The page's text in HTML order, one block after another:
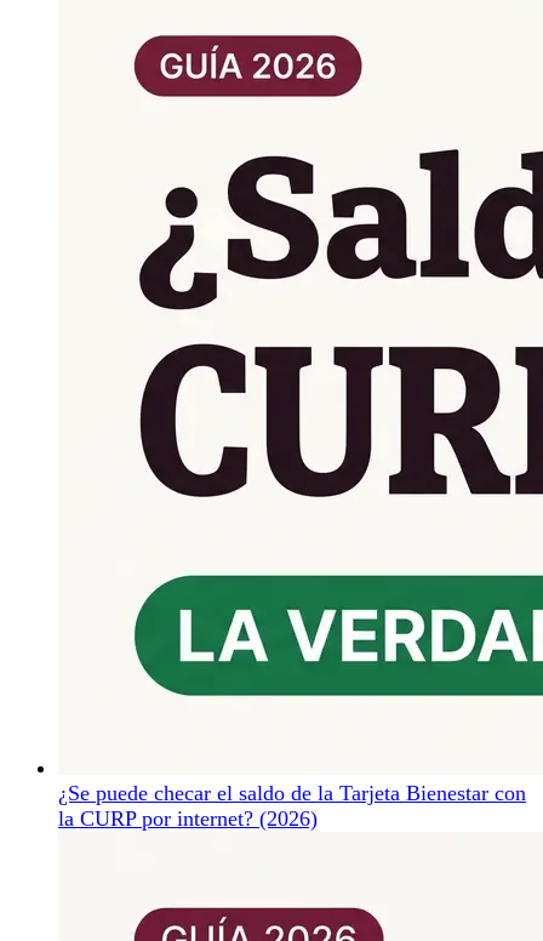
¿Se puede checar el saldo de la Tarjeta Bienestar con
la CURP por internet? (2026)